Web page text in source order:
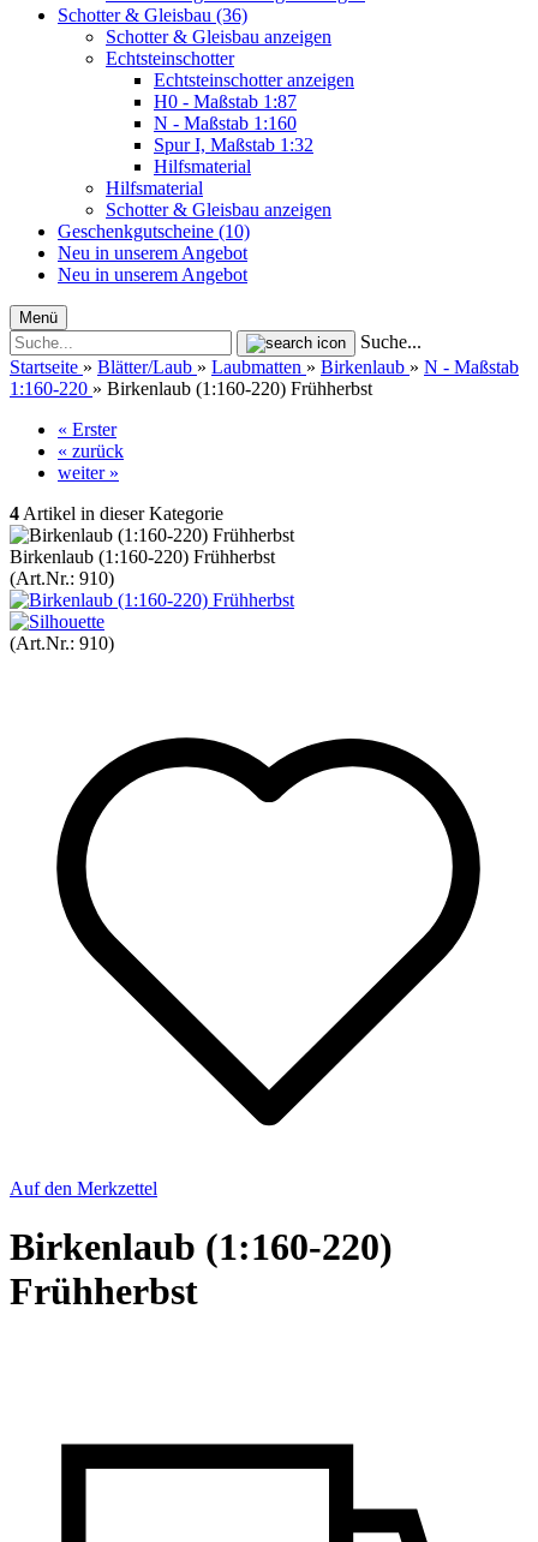
Schotter & Gleisbau (36)
Schotter & Gleisbau anzeigen
Echtsteinschotter
Echtsteinschotter anzeigen
H0 - Maßstab 1:87
N - Maßstab 1:160
Spur I, Maßstab 1:32
Hilfsmaterial
Hilfsmaterial
Schotter & Gleisbau anzeigen
Geschenkgutscheine (10)
Neu in unserem Angebot
Neu in unserem Angebot
Menü
Suche...
Startseite » Blätter/Laub » Laubmatten » Birkenlaub » N - Maßstab
1:160-220 » Birkenlaub (1:160-220) Frühherbst
« Erster
« zurück
weiter »
4 Artikel in dieser Kategorie
Birkenlaub (1:160-220) Frühherbst
(Art.Nr.: 910)
(Art.Nr.: 910)
Auf den Merkzettel
Birkenlaub (1:160-220)
Frühherbst